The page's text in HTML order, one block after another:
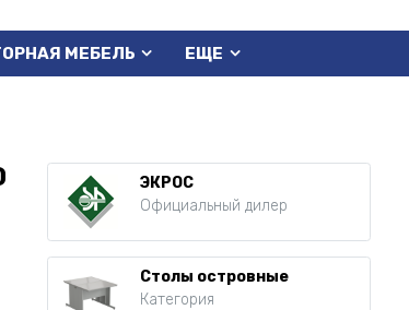
МЕБЕЛЬ ЕЩЕ
ЭКРОС
Официальный дилер
Столы островные
Категория